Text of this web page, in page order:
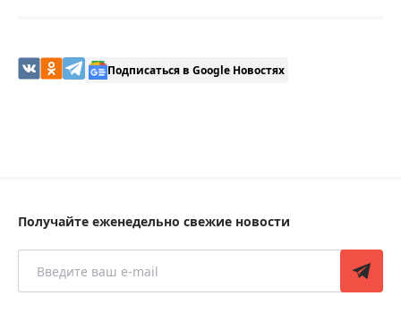
Подписаться в Google Новостях
Получайте еженедельно свежие новости